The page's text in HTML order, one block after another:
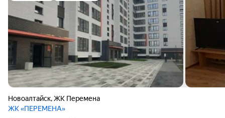
Новоалтайск,ЖК Перемена
ЖК «ПЕРЕМЕНА»